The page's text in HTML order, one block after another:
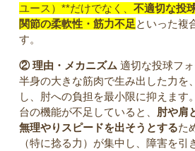
ユース）**だけでなく、 不適切な投
関節の柔軟性・筋力不足といった複
す。
② 理由・メカニズム 適切な投球フ
半身の大きな筋肉で生み出した力を
し、肘への負担を最小限に抑えます
台の機能が不足していると、 肘や肩
無理やりスピードを出そうとするた
（特に捻る力）が集中し、障害を引